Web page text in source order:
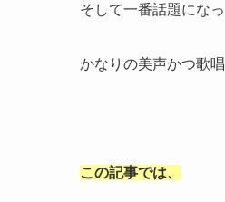
そして一番話題にな
かなりの美声かつ歌
この記事では、